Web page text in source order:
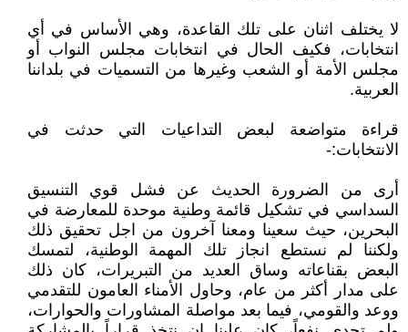
لا يختلف اثنان على تلك القاعدة، وهي الأساس في أي
انتخابات، فكيف الحال في انتخابات مجلس النواب أو
مجلس الأمة أو الشعب وغيرها من التسميات في بلداننا
العربية.
قراءة متواضعة لبعض التداعيات التي حدثت في
الانتخابات:-
أرى من الضرورة الحديث عن فشل قوي التنسيق
السداسي في تشكيل قائمة وطنية موحدة للمعارضة في
البحرين، حيث سعينا ومعنا آخرون من اجل تحقيق ذلك
ولكننا لم نستطع انجاز تلك المهمة الوطنية، لتمسك
البعض بقناعاته وساق العديد من التبريرات، كان ذلك
على مدار أكثر من عام، وحاول الأمناء العامون للتقدمي
ووعد والقومي، فيما بعد مواصلة المشاورات والحوارات،